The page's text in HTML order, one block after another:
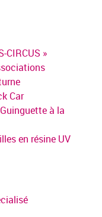
CIRCUS »
Car
à la
en résine UV